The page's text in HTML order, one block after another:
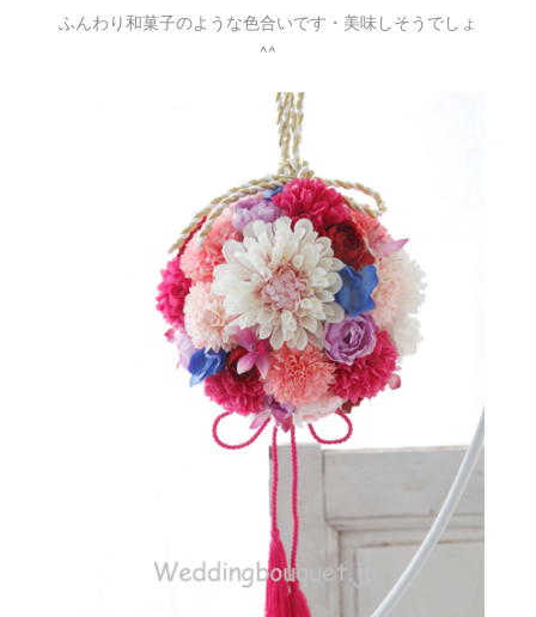
ふんわり和菓子のような色合いです・美味しそうでしょ
^^